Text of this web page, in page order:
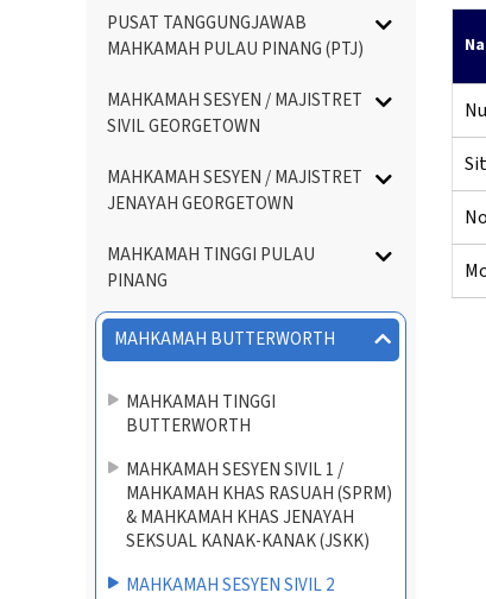
PUSAT TANGGUNGJAWAB
MAHKAMAH PULAU PINANG (PTJ)
MAHKAMAH SESYEN / MAJISTRET
SIVIL GEORGETOWN
MAHKAMAH SESYEN / MAJISTRET
JENAYAH GEORGETOWN
MAHKAMAH TINGGI PULAU
PINANG
MAHKAMAH BUTTERWORTH
MAHKAMAH TINGGI
BUTTERWORTH
MAHKAMAH SESYEN SIVIL 1 /
MAHKAMAH KHAS RASUAH (SPRM)
& MAHKAMAH KHAS JENAYAH
SEKSUAL KANAK-KANAK (JSKK)
MAHKAMAH SESYEN SIVIL 2